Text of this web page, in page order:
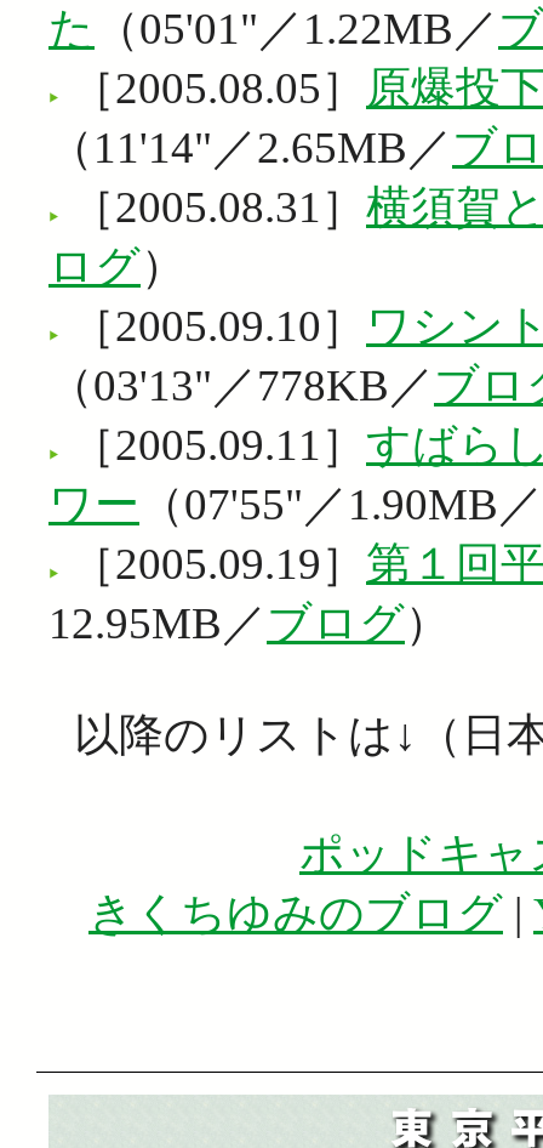
た
（05'01"／1.22MB／
［2005.08.05］ 原爆投
（11'14"／2.65MB／ブ
［2005.08.31］ 横須賀
ログ）
［2005.09.10］
ワシン
（03'13"／778KB／ブロ
［2005.09.11］ すばら
ワー （07'55"／1.90MB／
［2005.09.19］ 第１回
12.95MB／ブログ）
以降のリストは↓（日
ポッドキャ
きくちゆみのブログ |